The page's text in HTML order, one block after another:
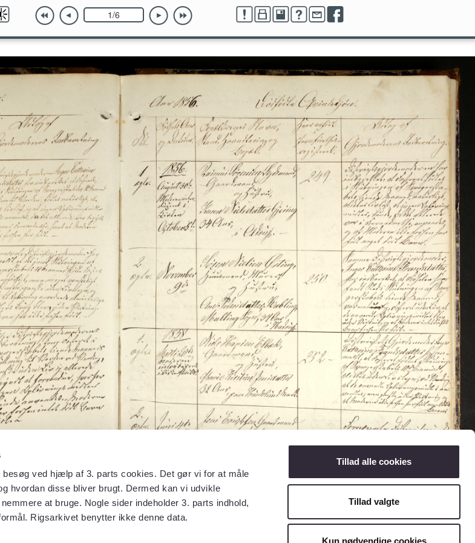
ved hjælp af 3. parts cookies. Det gør vi for at måle
hvordan disse bliver brugt. Dermed kan vi udvikle
at bruge. Nogle sider indeholder 3. parts indhold,
Rigsarkivet benytter ikke denne data.
Tillad alle cookies
Tillad valgte
Kun nødvendige cookies